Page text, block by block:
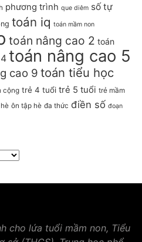
phương trình que diêm số tự
toán iq toán mầm non
toán nâng cao 2 toán
toán nâng cao 5
cao 9 toán tiểu học
cộng trẻ 4 tuổi trẻ 5 tuổi trẻ mầm
ôn tập hè đa thức điền số đoạn
cho lứa tuổi mầm non, Tiểu